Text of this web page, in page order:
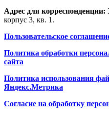
Адрес для корреспонденции:
корпус 3, кв. 1.
Пользовательское
Политика обработки
сайта
Политика использования
Яндекс.Метрика
Согласие на обработку